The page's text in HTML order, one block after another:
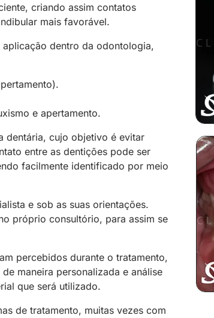
criando assim contatos
mais favorável.
dentro da odontologia,
e apertamento.
dentária, cujo objetivo é evitar
entre as dentições pode ser
facilmente identificado por meio
e sob as suas orientações.
próprio consultório, para assim se
percebidos durante o tratamento,
maneira personalizada e análise
que será utilizado.
de tratamento, muitas vezes com